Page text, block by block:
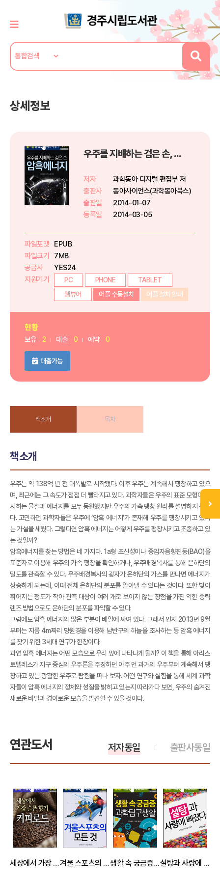
상세정보
우주를 지배하는 검은 손, 암흑 에너지 - 출퇴근 한뼘지식 시리즈 by 과학동아 111
저자
과학동아 디지털 편집부 저
출판사
동아사이언스(과학동아북스)
출판일
2014-01-07
등록일
2014-03-05
파일포맷
EPUB
파일크기
7MB
공급사
YES24
지원기기
PC PHONE
TABLET
웹뷰어
어플 수동설치 어플 설치 안내
현황
보유 2 대출 0 예약 0
대출가능
책소개 목차
책소개
우주는 약 138억 년 전 대폭발로 시작됐다. 이후 우주는 계속해서 팽창하고 있으
며, 최근에는 그 속도가 점점 더 빨라지고 있다. 과학자들은 우주의 표준 모형이 제
시하는 물질과 에너지를 모두 동원했지만 우주의 가속 팽창 원리를 설명하지 못했
다. 고민하던 과학자들은 우주에 ‘암흑 에너지’가 존재해 우주를 팽창시키고 있다
는 가설을 세웠다. 그렇다면 암흑 에너지는 어떻게 우주를 팽창시키고 조종하고 있
는 것일까?
암흑에너지를 찾는 방법은 네 가지다. 1a형 초신성이나 중입자음향진동(BAO)을
표준자로 이용해 우주의 가속 팽창을 확인하거나, 우주배경복사를 통해 은하단의
밀도를 관측할 수 있다. 우주배경복사의 광자가 은하단의 가스를 만나면 에너지가
상승하게 되는데, 이때 전체 은하단의 분포를 알아낼 수 있다는 것이다. 또한 빛이
휘어지는 정도가 작아 관측 대상이 여러 개로 보이지 않는 장점을 가진 약한 중력
렌즈 방법으로도 은하단의 분포를 파악할 수 있다.
그럼에도 암흑 에너지의 많은 부분이 베일에 싸여 있다. 그래서 인지 2013년 9월
부터는 지름 4m짜리 망원경을 이용해 남반구의 하늘을 조사하는 등 암흑 에너지
를 찾기 위한 3세대 연구가 한창이다.
과연 암흑 에너지는 어떤 모습으로 우리 앞에 나타나게 될까? 이 책을 통해 아리스
토텔레스가 지구 중심의 우주론을 주장하던 아주 먼 과거의 우주부터 계속해서 팽
창하고 있는 광활한 우주로 탐험을 떠나 보자. 어떤 연구와 실험을 통해 세계 과학
자들이 암흑 에너지의 정체와 성질을 밝히고 있는지 따라가다 보면, 우주의 숨겨진
새로운 비밀과 경이로운 모습을 발견할 수 있을 것이다.
연관도서 출판사동일
저자동일
세상에서 가장 슬픈 향기, 커피로드 - 출퇴근 한뼘지식 시리즈 by 과학동아43 겨울 스포츠의 모든 것 - 출퇴근 한뼘지식 시리즈 by 과학동아 120 생활 속 궁금증 과학 탐구 생활 - 출퇴근 한뼘지식 시리즈 by 과학동아102 설탕과 사랑에 빠졌다 - 출퇴근 한뼘지식 시리즈 by 과학동아104